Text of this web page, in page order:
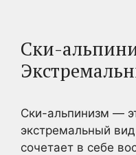
Ски-
Ски-альпинизм —
экстремальный
сочетает в себе